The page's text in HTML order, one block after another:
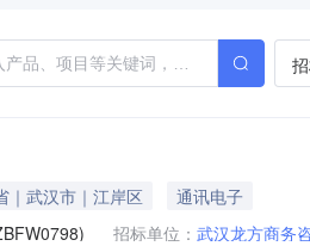
｜武汉市｜江岸区
通讯电子
招标单位： 武汉龙方商务